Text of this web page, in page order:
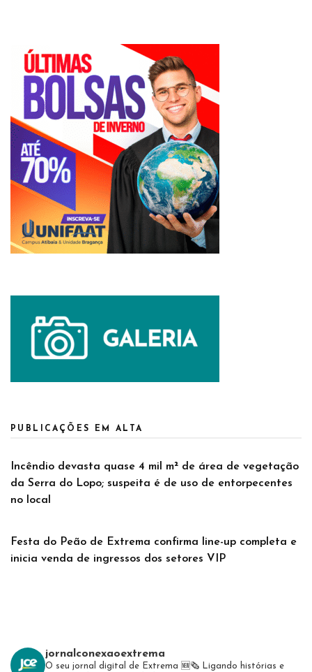
PUBLICAÇÕES EM ALTA
Incêndio devasta quase 4 mil m² de área de vegetação
da Serra do Lopo; suspeita é de uso de entorpecentes
no local
Festa do Peão de Extrema confirma line-up completa e
inicia venda de ingressos dos setores VIP
jornalconexaoextrema
O seu jornal digital de Extrema 🆕️🗞 Ligando histórias e